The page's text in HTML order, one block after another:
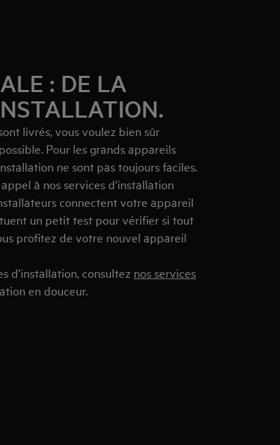
: DE LA
livrés, vous voulez bien sûr
Pour les grands appareils
ne sont pas toujours faciles.
à nos services d'installation
connectent votre appareil
un petit test pour vérifier si tout
profitez de votre nouvel appareil
d'installation, consultez nos services
en douceur.